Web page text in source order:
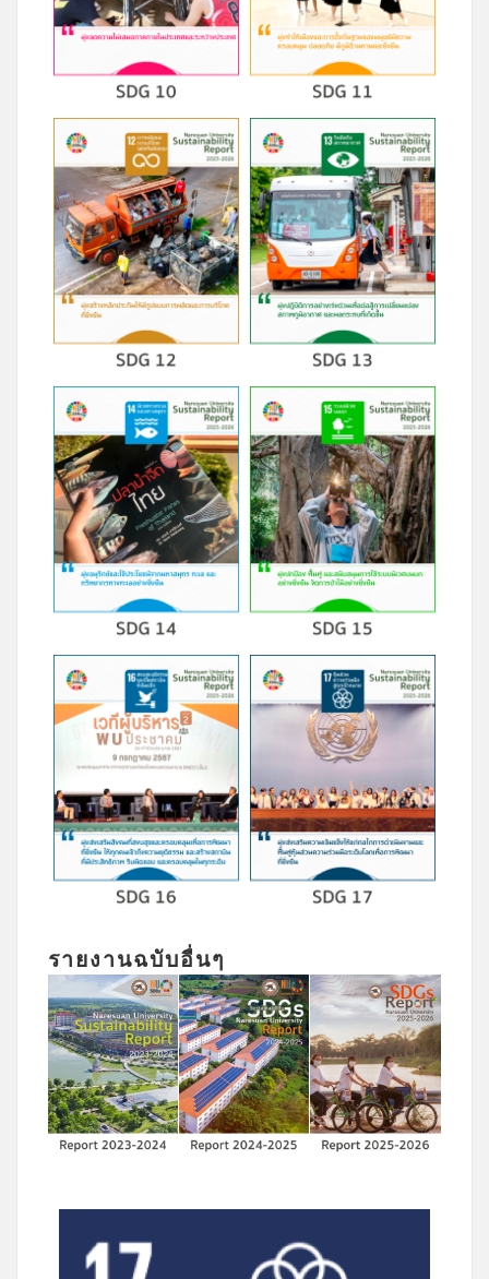
รายงานฉบับอื่นๆ